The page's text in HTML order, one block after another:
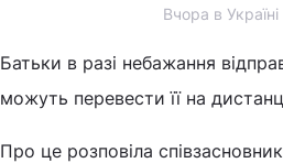
Вчора в
Батьки в разі небажання
можуть перевести її на
Про це розповіла